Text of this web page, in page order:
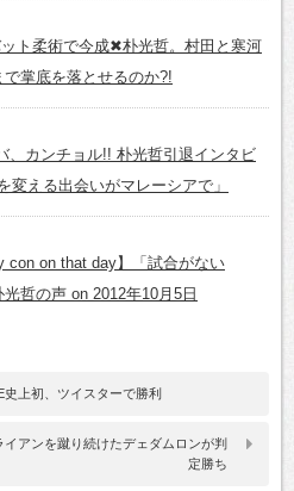
ット柔術で今成✖朴光哲。村田と寒河
掌底を落とせるのか?!
、カンチョル!! 朴光哲引退インタビ
変える出会いがマレーシアで」
con on that day】「試合がない
哲の声 on 2012年10月5日
史上初、ツイスターで勝利
イアンを蹴り続けたデェダムロンが判
定勝ち